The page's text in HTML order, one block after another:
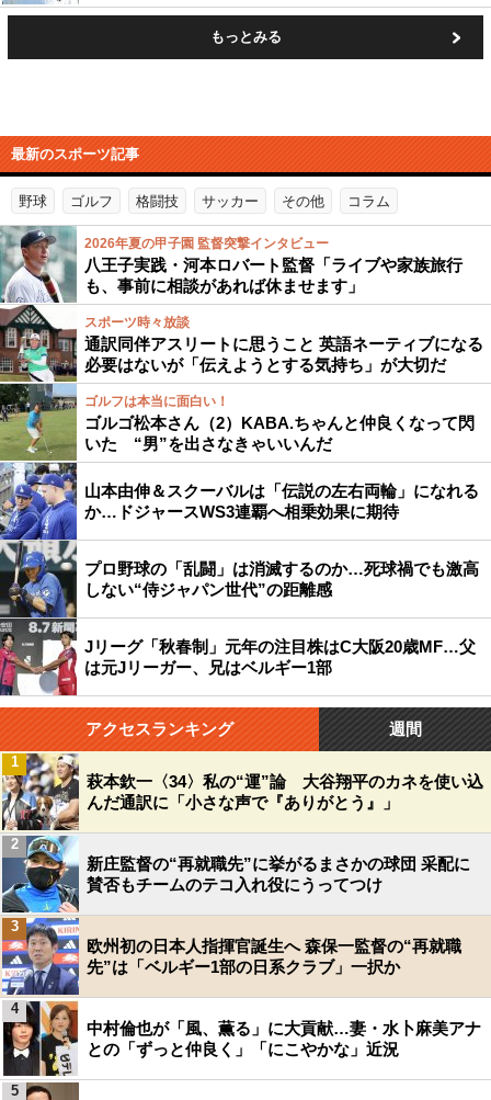
もっとみる
最新のスポーツ記事
野球 ゴルフ 格闘技 サッカー その他 コラム
2026年夏の甲子園 監督突撃インタビュー
八王子実践・河本ロバート監督「ライブや家族旅行
も、事前に相談があれば休ませます」
スポーツ時々放談
通訳同伴アスリートに思うこと 英語ネーティブになる
必要はないが「伝えようとする気持ち」が大切だ
ゴルフは本当に面白い！
ゴルゴ松本さん（2）KABA.ちゃんと仲良くなって閃
いた “男”を出さなきゃいいんだ
山本由伸＆スクーバルは「伝説の左右両輪」になれる
か…ドジャースWS3連覇へ相乗効果に期待
プロ野球の「乱闘」は消滅するのか…死球禍でも激高
しない“侍ジャパン世代”の距離感
Jリーグ「秋春制」元年の注目株はC大阪20歳MF…父
は元Jリーガー、兄はベルギー1部
アクセスランキング 週間
萩本欽一〈34〉私の“運”論 大谷翔平のカネを使い込
んだ通訳に「小さな声で『ありがとう』」
1
新庄監督の“再就職先”に挙がるまさかの球団 采配に
賛否もチームのテコ入れ役にうってつけ
2
欧州初の日本人指揮官誕生へ 森保一監督の“再就職
先”は「ベルギー1部の日系クラブ」一択か
3
中村倫也が「風、薫る」に大貢献…妻・水卜麻美アナ
との「ずっと仲良く」「にこやかな」近況
4
5